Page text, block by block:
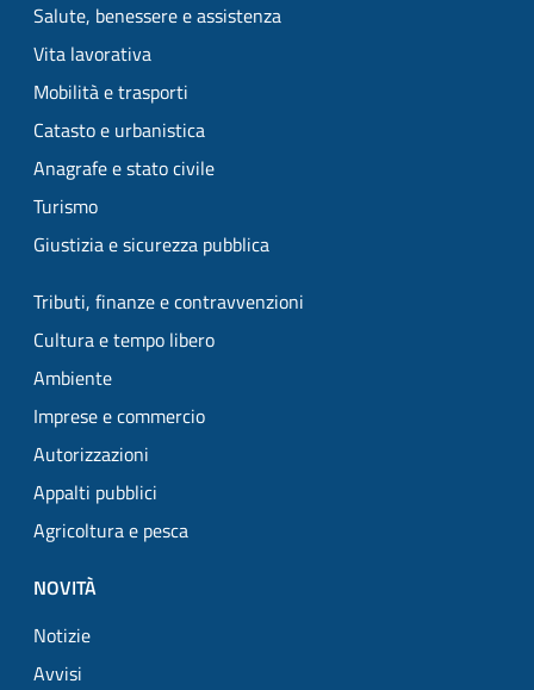
Salute, benessere e assistenza
Vita lavorativa
Mobilità e trasporti
Catasto e urbanistica
Anagrafe e stato civile
Turismo
Giustizia e sicurezza pubblica
Tributi, finanze e contravvenzioni
Cultura e tempo libero
Ambiente
Imprese e commercio
Autorizzazioni
Appalti pubblici
Agricoltura e pesca
NOVITÀ
Notizie
Avvisi